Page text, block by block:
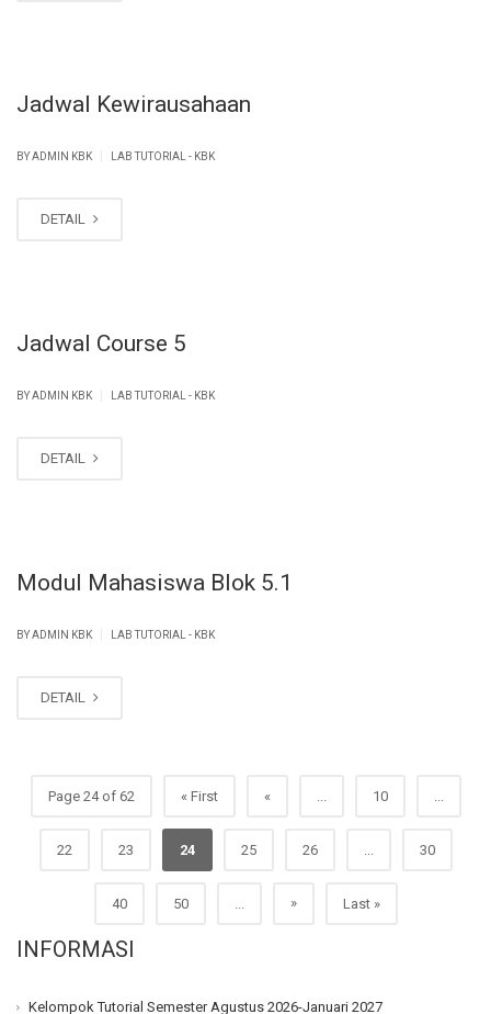
Jadwal Kewirausahaan
BY ADMIN KBK LAB TUTORIAL - KBK
DETAIL
Jadwal Course 5
BY ADMIN KBK LAB TUTORIAL - KBK
DETAIL
Modul Mahasiswa Blok 5.1
BY ADMIN KBK LAB TUTORIAL - KBK
DETAIL
Page 24 of 62 « First « ... 10 ...
22 23 24 25 26 ... 30
40 50 ... » Last »
INFORMASI
Kelompok Tutorial Semester Agustus 2026-Januari 2027